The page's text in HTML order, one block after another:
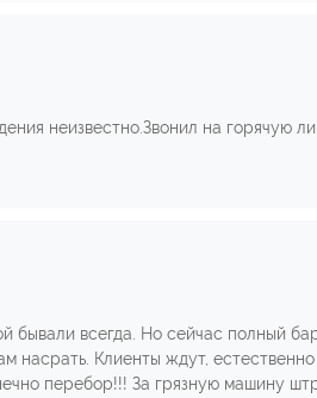
неизвестно.Звонил на горячую
всегда. Но сейчас полный
насрать. Клиенты ждут,
перебор!!! За грязную машину